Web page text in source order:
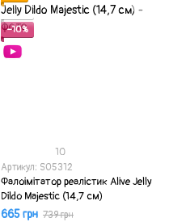
Акція
−10%
10
Артикул: SO5312
Фалоімітатор реалістик Alive Jelly
Dildo Majestic (14,7 см)
665 грн 739 грн